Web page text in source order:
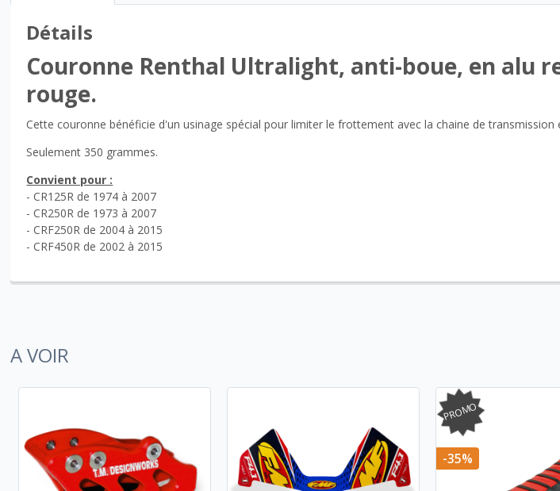
Détails
Couronne Renthal Ultralight, anti-boue, en alu
rouge.
Cette couronne bénéficie d'un usinage spécial pour limiter le frottement avec la chaine de transmission
Seulement 350 grammes.
Convient pour :
- CR125R de 1974 à 2007
- CR250R de 1973 à 2007
- CRF250R de 2004 à 2015
- CRF450R de 2002 à 2015
A VOIR
PROMO
-35%